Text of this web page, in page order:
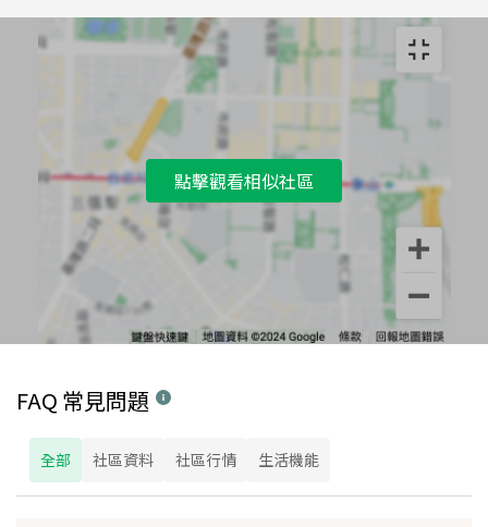
點擊觀看相似社區
FAQ 常見問題
全部 社區資料 社區行情 生活機能